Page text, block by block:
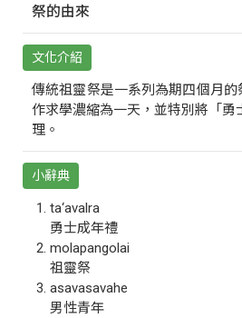
祭的由來
文化介紹
傳統祖靈祭是一系列為期四個月
作求學濃縮為一天，並特別將「勇
理。
小辭典
ta‘avalra
勇士成年禮
molapangolai
祖靈祭
asavasavahe
男性青年